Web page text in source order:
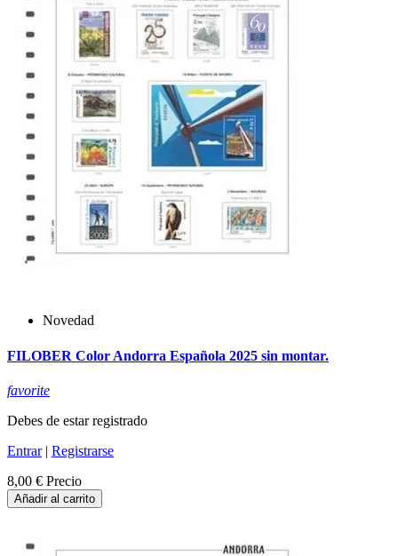
Novedad
FILOBER Color Andorra Española 2025 sin montar.
favorite
Debes de estar registrado
Entrar| Registrarse
8,00 € Precio
Añadir al carrito